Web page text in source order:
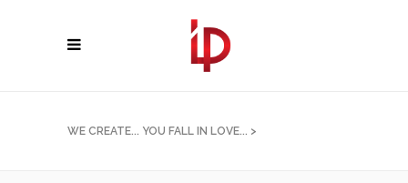
WE CREATE... YOU FALL IN LOVE... >